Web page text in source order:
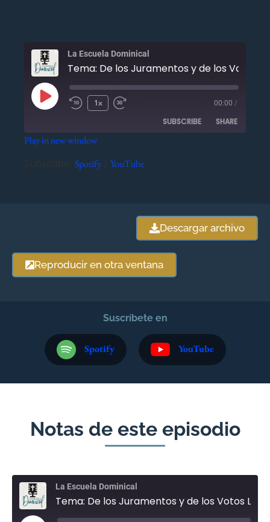
La Escuela Dominical
1x 00:00 /
SUBSCRIBE SHARE
Play in new window
Spotify YouTube
Descargar archivo
Reproducir en otra ventana
Suscríbete en
Spotify YouTube
Notas de este episodio
La Escuela Dominical